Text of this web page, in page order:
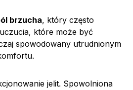
brzucha, który często
które może być
spowodowany utrudnionym
jelit. Spowolniona